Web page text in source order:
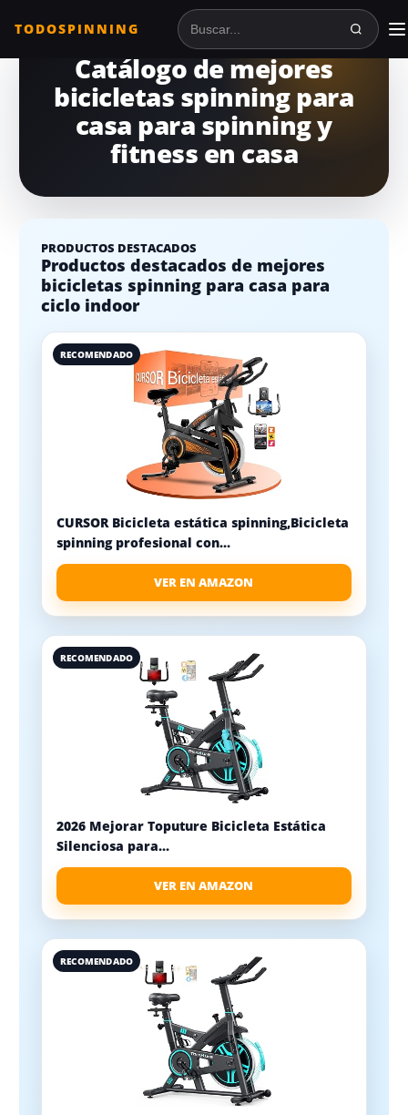
TODOSPINNING Buscar en TodoSpinning
Catálogo de mejores
bicicletas spinning para
casa para spinning y
fitness en casa
PRODUCTOS DESTACADOS
Productos destacados de mejores
bicicletas spinning para casa para
ciclo indoor
RECOMENDADO
CURSOR Bicicleta estática spinning,Bicicleta
spinning profesional con...
VER EN AMAZON
RECOMENDADO
2026 Mejorar Toputure Bicicleta Estática
Silenciosa para...
VER EN AMAZON
RECOMENDADO